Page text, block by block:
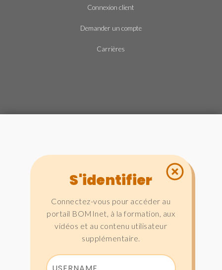
Connexion client
Demander un compte
Carrières
S'identifier
Connectez-vous pour accéder au
portail BOMInet, à la formation, aux
vidéos et au contenu utilisateur
supplémentaire.